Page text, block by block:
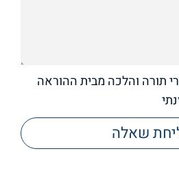
תורה והלכה מבית ההוראה
שאלה